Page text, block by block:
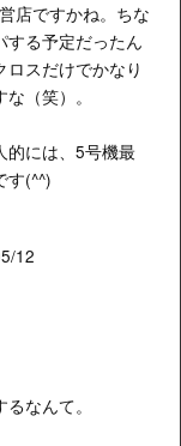
店ですかね。ちな
する予定だったん
スだけでかなり
（笑）。
的には、5号機最
す(^^)
12
なんて。